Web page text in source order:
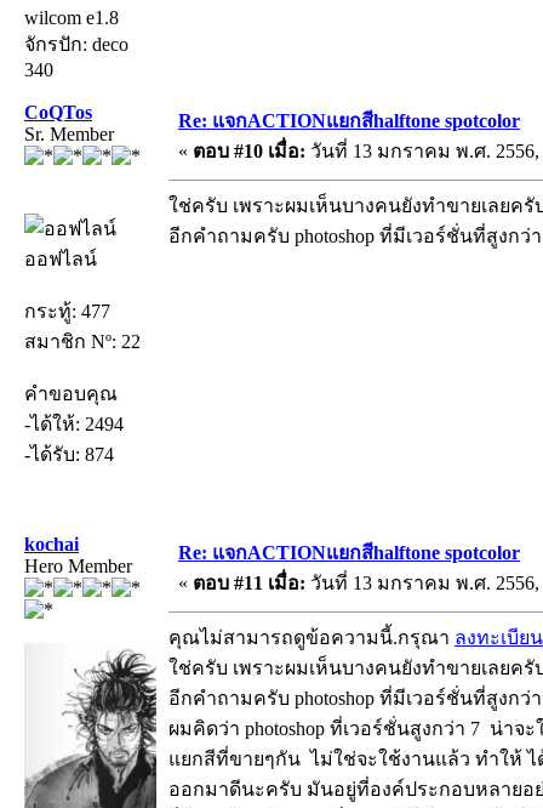
wilcom e1.8
จักรปัก: deco
340
CoQTos
Sr. Member
ออฟไลน์
กระทู้: 477
สมาชิก Nº: 22
คำขอบคุณ
-ได้ให้: 2494
-ได้รับ: 874
Re: แจกACTIONแยกสีhalftone spotcolor
« ตอบ #10 เมื่อ: วันที่ 13 มกราคม พ.ศ. 2556,
ใช่ครับ เพราะผมเห็นบางคนยังทำขายเลยครั
อีกคำถามครับ photoshop ที่มีเวอร์ชั่นที่สูงกว่
kochai
Hero Member
Re: แจกACTIONแยกสีhalftone spotcolor
« ตอบ #11 เมื่อ: วันที่ 13 มกราคม พ.ศ. 2556,
คุณไม่สามารถดูข้อความนี้.กรุณา ลงทะเบียน
ใช่ครับ เพราะผมเห็นบางคนยังทำขายเลยครั
อีกคำถามครับ photoshop ที่มีเวอร์ชั่นที่สูงกว่
ผมคิดว่า photoshop ที่เวอร์ชั่นสูงกว่า 7 น่า
แยกสีที่ขายๆกัน ไม่ใช่จะใช้งานแล้ว ทำให้
ออกมาดีนะครับ มันอยู่ที่องค์ประกอบหลายอ